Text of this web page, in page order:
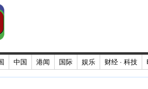
中国 港闻 国际 娱乐 财经 · 科技